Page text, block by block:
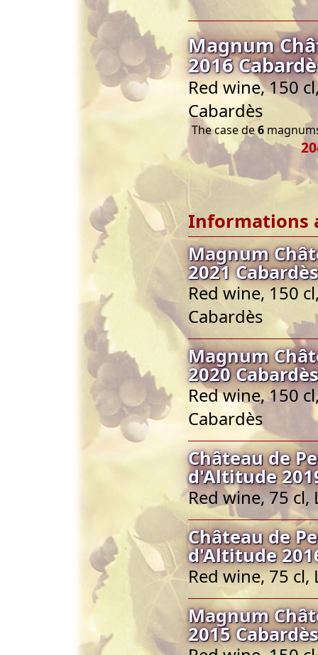
Magnum
2016
Red wine, 150
Cabardès
The case de6
Informations
Magnum
2021
Red wine, 150
Cabardès
Magnum
2020
Red wine, 150
Cabardès
Château de
d'Altitude
Red wine, 75 cl,
Château de
d'Altitude
Red wine, 75 cl,
Magnum
2015